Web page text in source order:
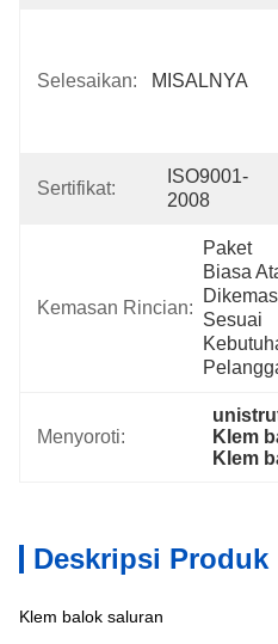
Selesaikan: MISALNYA
Sertifikat:
ISO9001-
2008
Kemasan Rincian:
Paket
Biasa
Dikemas
Sesuai
Menyoroti:
Klem
Klem
Deskripsi Produk
Klem balok saluran